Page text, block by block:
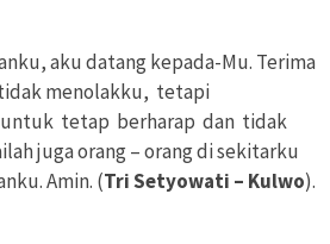
aku datang kepada-Mu. Terima
menolakku, tetapi
tetap berharap dan tidak
juga orang – orang di sekitarku
Amin. (Tri Setyowati – Kulwo).